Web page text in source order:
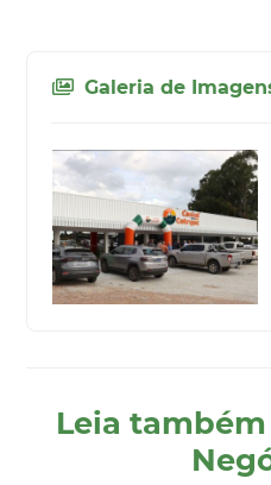
Galeria de
Leia